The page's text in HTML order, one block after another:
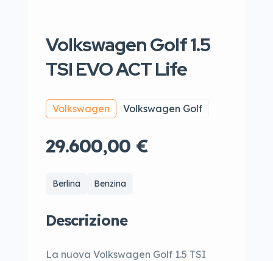
Volkswagen Golf 1.5
TSI EVO ACT Life
Volkswagen Volkswagen Golf
29.600,00 €
Berlina Benzina
Descrizione
La nuova Volkswagen Golf 1.5 TSI